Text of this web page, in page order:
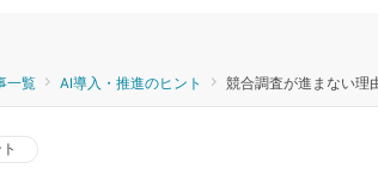
一覧 AI導入・推進のヒント 競合調査が進まない理